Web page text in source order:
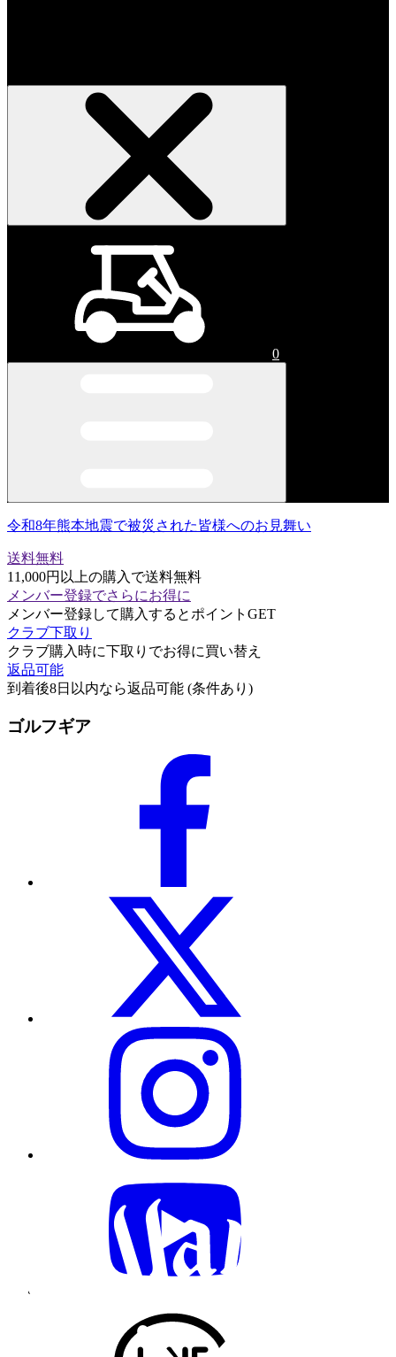
0
令和8年熊本地震で被災された皆様へのお見舞い
送料無料
11,000円以上の購入で送料無料
メンバー登録でさらにお得に
メンバー登録して購入するとポイントGET
クラブ下取り
クラブ購入時に下取りでお得に買い替え
返品可能
到着後8日以内なら返品可能 (条件あり)
ゴルフギア